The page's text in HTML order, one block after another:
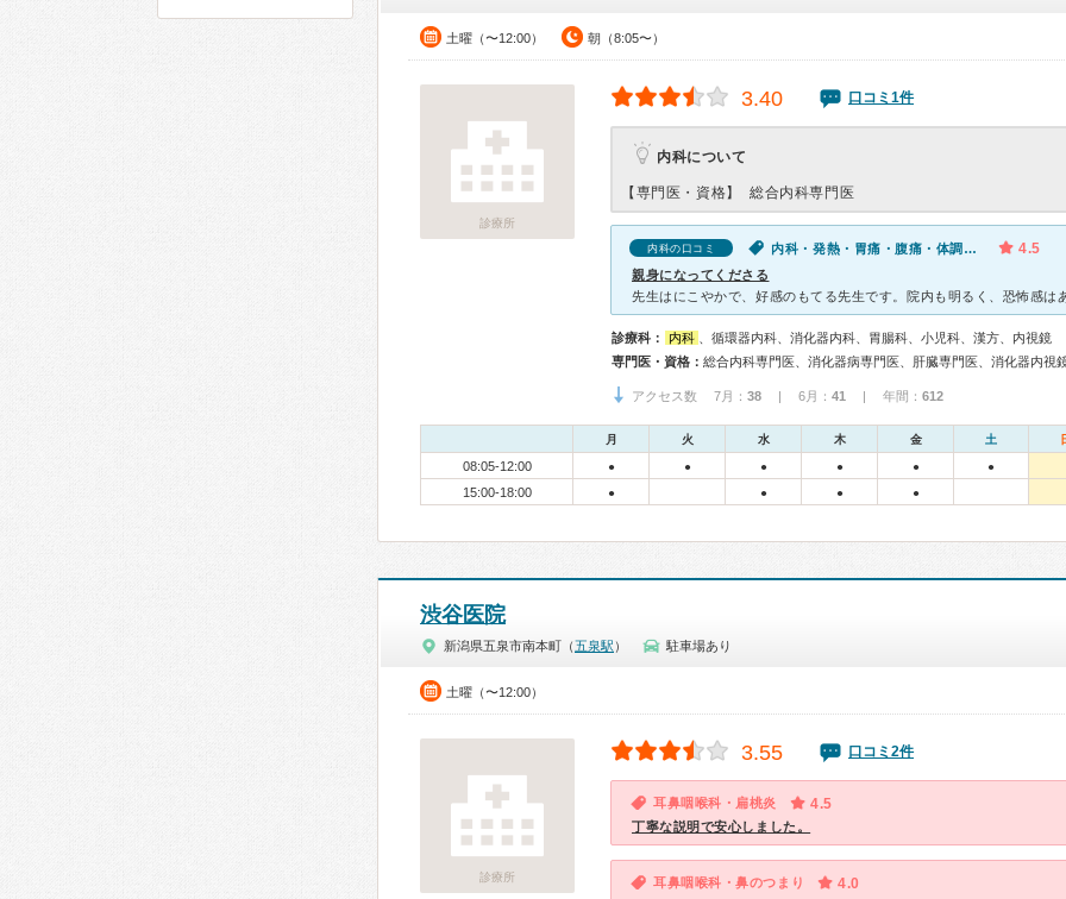
土曜（〜12:00） 朝（8:05〜）
診療所
3.40 口コミ1件
内科について
【専門医・資格】 総合内科専門医
内科の口コミ 内科・発熱・胃痛・腹痛・体調不良 4.5
親身になってくださる
診療科： 内科
、循環器内科、消化器内科、胃腸科、小児科、漢方、内視鏡
専門医・資格： 総合内科専門医、消化器病専門医、肝臓専門医、消化器内視
アクセス数 7月： 38 | 6月： 41 | 年間： 612
月 火 水 木 金 土
08:05-12:00 ● ● ● ● ● ●
15:00-18:00 ● ● ● ●
渋谷医院
新潟県五泉市南本町（五泉駅 ） 駐車場あり
土曜（〜12:00）
診療所
3.55 口コミ2件
耳鼻咽喉科・扁桃炎 4.5
丁寧な説明で安心しました。
耳鼻咽喉科・鼻のつまり 4.0